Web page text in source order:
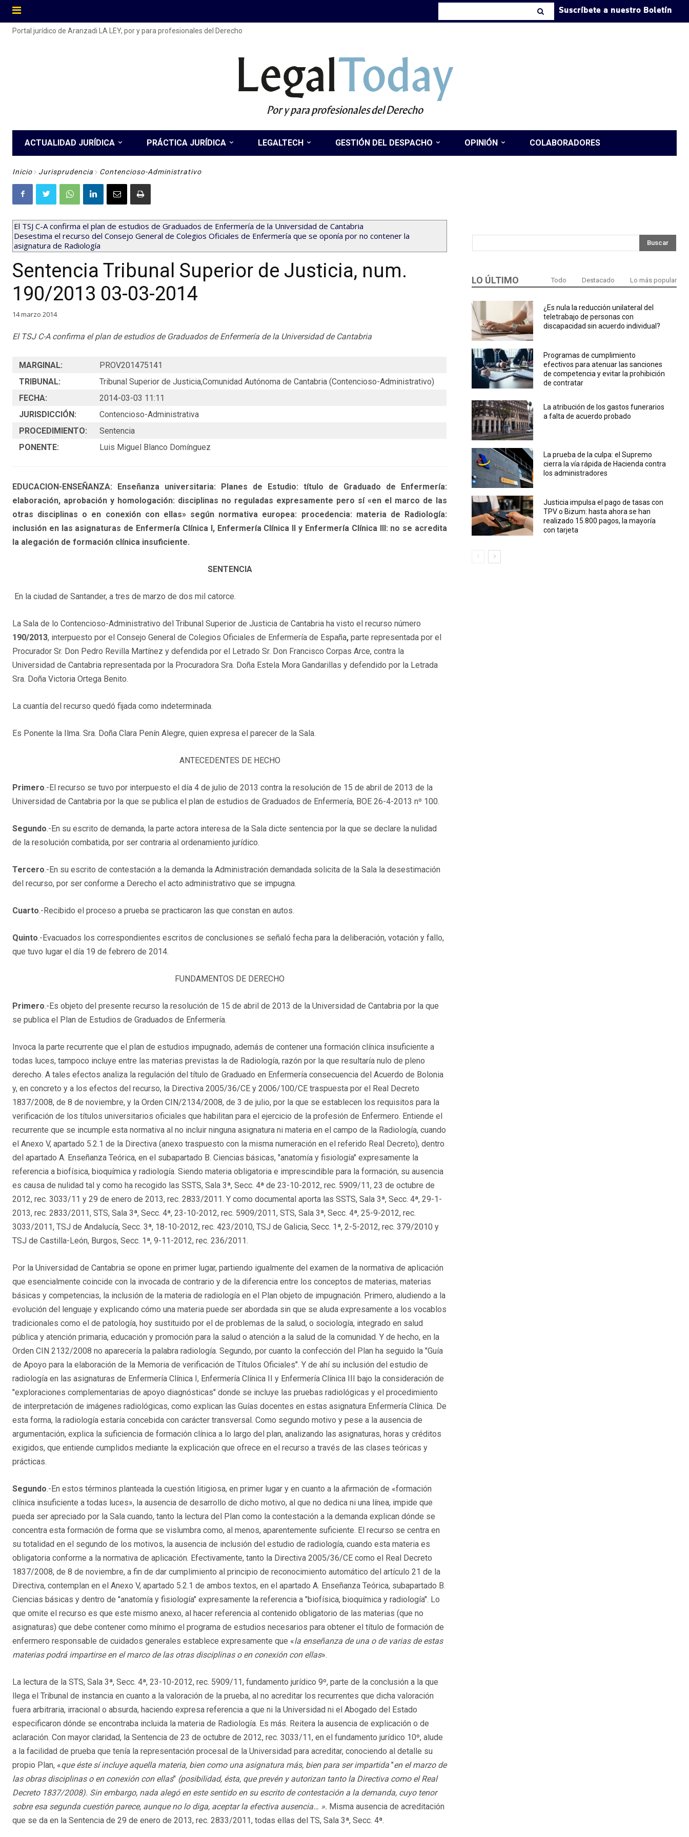
Suscríbete a nuestro Boletín
Portal jurídico de Aranzadi LA LEY, por y para profesionales del Derecho
LegalToday
Por y para profesionales del Derecho
ACTUALIDAD JURÍDICA PRÁCTICA JURÍDICA LEGALTECH GESTIÓN DEL DESPACHO OPINIÓN COLABORADORES
Inicio Jurisprudencia Contencioso-Administrativo
El TSJ C-A confirma el plan de estudios de Graduados de Enfermería de la Universidad de Cantabria
Desestima el recurso del Consejo General de Colegios Oficiales de Enfermería que se oponía por no contener la
asignatura de Radiología
Sentencia Tribunal Superior de Justicia, num.
190/2013 03-03-2014
14 marzo 2014
El TSJ C-A confirma el plan de estudios de Graduados de Enfermería de la Universidad de Cantabria
MARGINAL:
PROV201475141
TRIBUNAL:
Tribunal Superior de Justicia,Comunidad Autónoma de Cantabria (Contencioso-Administrativo)
FECHA:
2014-03-03 11:11
JURISDICCIÓN:
Contencioso-Administrativa
PROCEDIMIENTO:
Sentencia
PONENTE:
Luis Miguel Blanco Domínguez
EDUCACION-ENSEÑANZA: Enseñanza universitaria: Planes de Estudio: título de Graduado de Enfermería:
elaboración, aprobación y homologación: disciplinas no reguladas expresamente pero sí «en el marco de las
otras disciplinas o en conexión con ellas» según normativa europea: procedencia: materia de Radiología:
inclusión en las asignaturas de Enfermería Clínica I, Enfermería Clínica II y Enfermería Clínica III: no se acredita
la alegación de formación clínica insuficiente.
SENTENCIA
En la ciudad de Santander, a tres de marzo de dos mil catorce.
La Sala de lo Contencioso-Administrativo del Tribunal Superior de Justicia de Cantabria ha visto el recurso número
190/2013, interpuesto por el Consejo General de Colegios Oficiales de Enfermería de España, parte representada por el
Procurador Sr. Don Pedro Revilla Martínez y defendida por el Letrado Sr. Don Francisco Corpas Arce, contra la
Universidad de Cantabria representada por la Procuradora Sra. Doña Estela Mora Gandarillas y defendido por la Letrada
Sra. Doña Victoria Ortega Benito.
La cuantía del recurso quedó fijada como indeterminada.
Es Ponente la Ilma. Sra. Doña Clara Penín Alegre, quien expresa el parecer de la Sala.
ANTECEDENTES DE HECHO
Primero.-El recurso se tuvo por interpuesto el día 4 de julio de 2013 contra la resolución de 15 de abril de 2013 de la
Universidad de Cantabria por la que se publica el plan de estudios de Graduados de Enfermería, BOE 26-4-2013 nº 100.
Segundo.-En su escrito de demanda, la parte actora interesa de la Sala dicte sentencia por la que se declare la nulidad
de la resolución combatida, por ser contraria al ordenamiento jurídico.
Tercero.-En su escrito de contestación a la demanda la Administración demandada solicita de la Sala la desestimación
del recurso, por ser conforme a Derecho el acto administrativo que se impugna.
Cuarto.-Recibido el proceso a prueba se practicaron las que constan en autos.
Quinto.-Evacuados los correspondientes escritos de conclusiones se señaló fecha para la deliberación, votación y fallo,
que tuvo lugar el día 19 de febrero de 2014.
FUNDAMENTOS DE DERECHO
Primero.-Es objeto del presente recurso la resolución de 15 de abril de 2013 de la Universidad de Cantabria por la que
se publica el Plan de Estudios de Graduados de Enfermería.
Invoca la parte recurrente que el plan de estudios impugnado, además de contener una formación clínica insuficiente a
todas luces, tampoco incluye entre las materias previstas la de Radiología, razón por la que resultaría nulo de pleno
derecho. A tales efectos analiza la regulación del título de Graduado en Enfermería consecuencia del Acuerdo de Bolonia
y, en concreto y a los efectos del recurso, la Directiva 2005/36/CE y 2006/100/CE traspuesta por el Real Decreto
1837/2008, de 8 de noviembre, y la Orden CIN/2134/2008, de 3 de julio, por la que se establecen los requisitos para la
verificación de los títulos universitarios oficiales que habilitan para el ejercicio de la profesión de Enfermero. Entiende el
recurrente que se incumple esta normativa al no incluir ninguna asignatura ni materia en el campo de la Radiología, cuando
el Anexo V, apartado 5.2.1 de la Directiva (anexo traspuesto con la misma numeración en el referido Real Decreto), dentro
del apartado A. Enseñanza Teórica, en el subapartado B. Ciencias básicas, "anatomía y fisiología" expresamente la
referencia a biofísica, bioquímica y radiología. Siendo materia obligatoria e imprescindible para la formación, su ausencia
es causa de nulidad tal y como ha recogido las SSTS, Sala 3ª, Secc. 4ª de 23-10-2012, rec. 5909/11, 23 de octubre de
2012, rec. 3033/11 y 29 de enero de 2013, rec. 2833/2011. Y como documental aporta las SSTS, Sala 3ª, Secc. 4ª, 29-1-
2013, rec. 2833/2011, STS, Sala 3ª, Secc. 4ª, 23-10-2012, rec. 5909/2011, STS, Sala 3ª, Secc. 4ª, 25-9-2012, rec.
3033/2011, TSJ de Andalucía, Secc. 3ª, 18-10-2012, rec. 423/2010, TSJ de Galicia, Secc. 1ª, 2-5-2012, rec. 379/2010 y
TSJ de Castilla-León, Burgos, Secc. 1ª, 9-11-2012, rec. 236/2011.
Por la Universidad de Cantabria se opone en primer lugar, partiendo igualmente del examen de la normativa de aplicación
que esencialmente coincide con la invocada de contrario y de la diferencia entre los conceptos de materias, materias
básicas y competencias, la inclusión de la materia de radiología en el Plan objeto de impugnación. Primero, aludiendo a la
evolución del lenguaje y explicando cómo una materia puede ser abordada sin que se aluda expresamente a los vocablos
tradicionales como el de patología, hoy sustituido por el de problemas de la salud, o sociología, integrado en salud
pública y atención primaria, educación y promoción para la salud o atención a la salud de la comunidad. Y de hecho, en la
Orden CIN 2132/2008 no aparecería la palabra radiología. Segundo, por cuanto la confección del Plan ha seguido la "Guía
de Apoyo para la elaboración de la Memoria de verificación de Títulos Oficiales". Y de ahí su inclusión del estudio de
radiología en las asignaturas de Enfermería Clínica I, Enfermería Clínica II y Enfermería Clínica III bajo la consideración de
"exploraciones complementarias de apoyo diagnósticas" donde se incluye las pruebas radiológicas y el procedimiento
de interpretación de imágenes radiológicas, como explican las Guías docentes en estas asignatura Enfermería Clínica. De
esta forma, la radiología estaría concebida con carácter transversal. Como segundo motivo y pese a la ausencia de
argumentación, explica la suficiencia de formación clínica a lo largo del plan, analizando las asignaturas, horas y créditos
exigidos, que entiende cumplidos mediante la explicación que ofrece en el recurso a través de las clases teóricas y
prácticas.
Segundo.-En estos términos planteada la cuestión litigiosa, en primer lugar y en cuanto a la afirmación de «formación
clínica insuficiente a todas luces», la ausencia de desarrollo de dicho motivo, al que no dedica ni una línea, impide que
pueda ser apreciado por la Sala cuando, tanto la lectura del Plan como la contestación a la demanda explican dónde se
concentra esta formación de forma que se vislumbra como, al menos, aparentemente suficiente. El recurso se centra en
su totalidad en el segundo de los motivos, la ausencia de inclusión del estudio de radiología, cuando esta materia es
obligatoria conforme a la normativa de aplicación. Efectivamente, tanto la Directiva 2005/36/CE como el Real Decreto
1837/2008, de 8 de noviembre, a fin de dar cumplimiento al principio de reconocimiento automático del artículo 21 de la
Directiva, contemplan en el Anexo V, apartado 5.2.1 de ambos textos, en el apartado A. Enseñanza Teórica, subapartado B.
Ciencias básicas y dentro de "anatomía y fisiología" expresamente la referencia a "biofísica, bioquímica y radiología". Lo
que omite el recurso es que este mismo anexo, al hacer referencia al contenido obligatorio de las materias (que no
asignaturas) que debe contener como mínimo el programa de estudios necesarios para obtener el título de formación de
enfermero responsable de cuidados generales establece expresamente que «la enseñanza de una o de varias de estas
materias podrá impartirse en el marco de las otras disciplinas o en conexión con ellas».
La lectura de la STS, Sala 3ª, Secc. 4ª, 23-10-2012, rec. 5909/11, fundamento jurídico 9º, parte de la conclusión a la que
llega el Tribunal de instancia en cuanto a la valoración de la prueba, al no acreditar los recurrentes que dicha valoración
fuera arbitraria, irracional o absurda, haciendo expresa referencia a que ni la Universidad ni el Abogado del Estado
especificaron dónde se encontraba incluida la materia de Radiología. Es más. Reitera la ausencia de explicación o de
aclaración. Con mayor claridad, la Sentencia de 23 de octubre de 2012, rec. 3033/11, en el fundamento jurídico 10º, alude
a la facilidad de prueba que tenía la representación procesal de la Universidad para acreditar, conociendo al detalle su
propio Plan, «que éste sí incluye aquella materia, bien como una asignatura más, bien para ser impartida "en el marzo de
las obras disciplinas o en conexión con ellas" (posibilidad, ésta, que prevén y autorizan tanto la Directiva como el Real
Decreto 1837/2008). Sin embargo, nada alegó en este sentido en su escrito de contestación a la demanda, cuyo tenor
sobre esa segunda cuestión parece, aunque no lo diga, aceptar la efectiva ausencia… ». Misma ausencia de acreditación
que se da en la Sentencia de 29 de enero de 2013, rec. 2833/2011, todas ellas del TS, Sala 3ª, Secc. 4ª.
Buscar
LO ÚLTIMO Todo Destacado Lo más popular
¿Es nula la reducción unilateral del
teletrabajo de personas con
discapacidad sin acuerdo individual?
Programas de cumplimiento
efectivos para atenuar las sanciones
de competencia y evitar la prohibición
de contratar
La atribución de los gastos funerarios
a falta de acuerdo probado
La prueba de la culpa: el Supremo
cierra la vía rápida de Hacienda contra
los administradores
Justicia impulsa el pago de tasas con
TPV o Bizum: hasta ahora se han
realizado 15.800 pagos, la mayoría
con tarjeta